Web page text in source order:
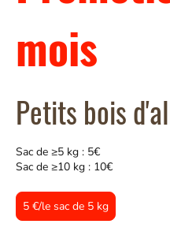
mois
Petits bois
Sac de ≥5 kg : 5€
Sac de ≥10 kg : 10€
5 €/le sac de 5 kg